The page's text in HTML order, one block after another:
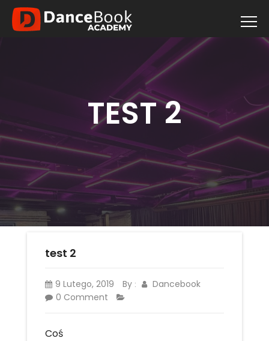
TEST 2
test 2
9 Lutego, 2019 By :
Dancebook
0 Comment
Coś